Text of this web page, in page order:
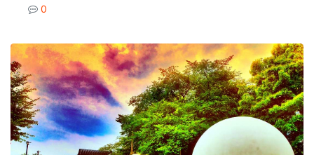
컨텐츠 정보
0
본문